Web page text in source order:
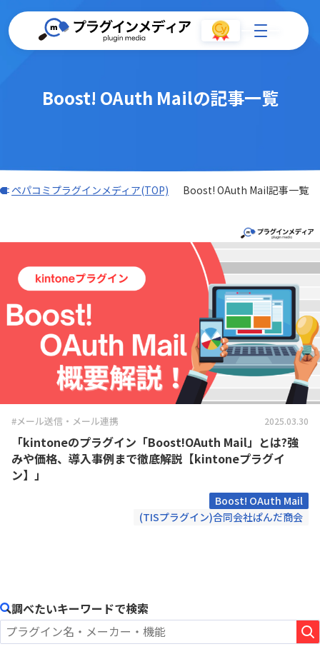
Boost! OAuth Mailの記事一覧
ペパコミプラグインメディア(TOP) Boost! OAuth Mail記事一覧
#メール送信・メール連携 2025.03.30
「kintoneのプラグイン「Boost!OAuth Mail」とは?強
みや価格、導入事例まで徹底解説【kintoneプラグイ
ン】」
Boost! OAuth Mail
(TISプラグイン)合同会社ぱんだ商会
調べたいキーワードで検索